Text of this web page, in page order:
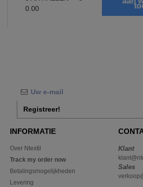
0.00
Registreer!
INFORMATIE
Over Ntextil
Track my order now
Betalingsmogelijkheden
Levering
Klant
Sales